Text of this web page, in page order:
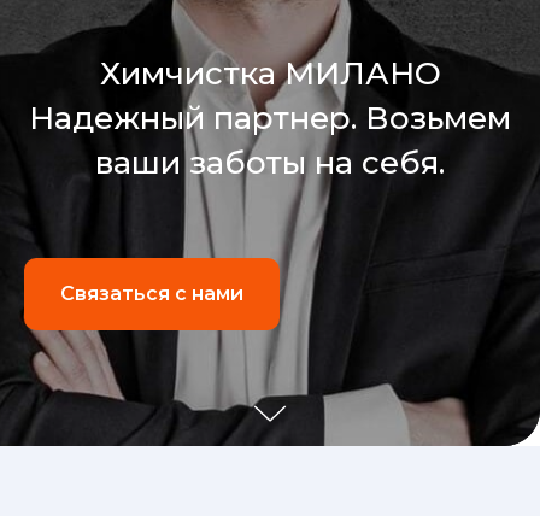
Химчистка МИЛАНО
Надежный партнер. Возьмем
ваши заботы на себя.
Связаться с нами